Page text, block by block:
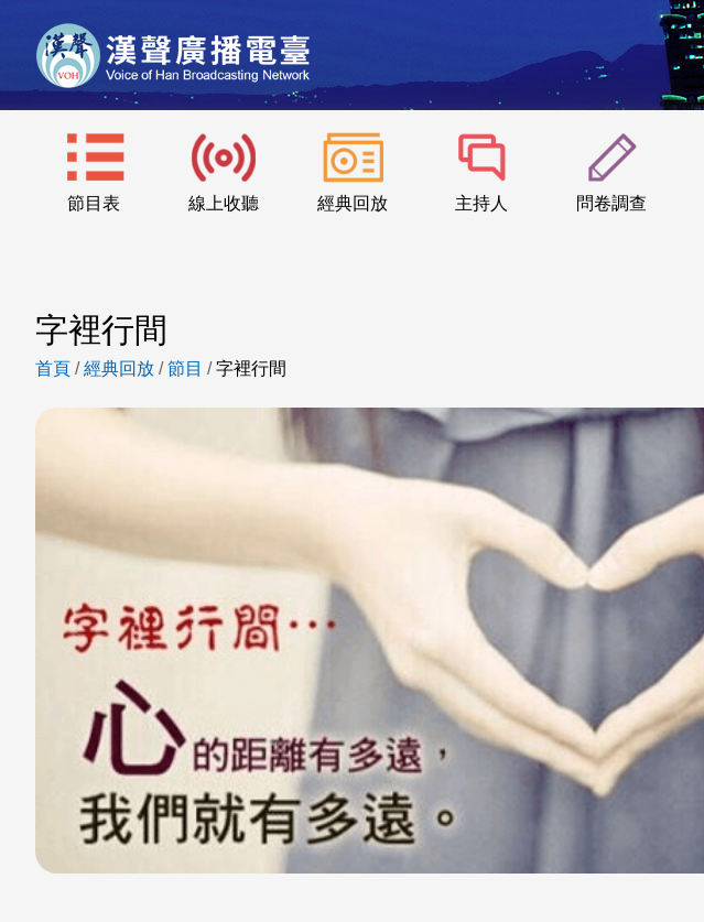
節目表 線上收聽 經典回放 主持人 問卷調查
字裡行間
首頁 /經典回放 /節目 /字裡行間